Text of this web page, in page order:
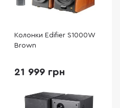
Колонки Edifier S1000W
Brown
21 999 грн